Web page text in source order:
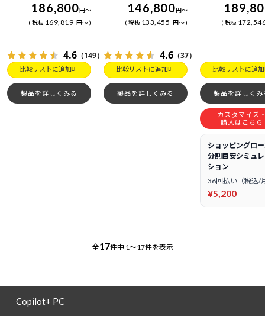
186,800円～
税抜 169,819 円～
4.6 （149）
比較リストに追加
製品を詳しくみる
146,800円～
税抜 133,455 円～
4.6 （37）
比較リストに追加
製品を詳しくみる
税抜
比較リストに追加
製品を詳しくみ
カスタマイズ
購入はこちら
ショッピングロ
分割目安シミュ
ション
36回払い（税込/
¥5,200
全17件中 1～17件を表示
Copilot+ PC